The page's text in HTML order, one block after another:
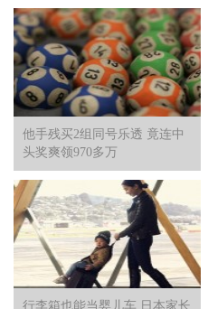
疟原虫乃至是真身，很多人都
代历史的这几大真龙现身事件
心中总有一个神话传说中的真
他手残买2组同号乐透 竟连中
头奖爽领970多万
行李箱也能当婴儿车 日本家长